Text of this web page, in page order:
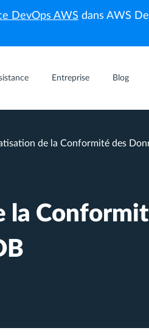
DevOps AWS dans AWS
Entreprise Blog
de la Conformité des